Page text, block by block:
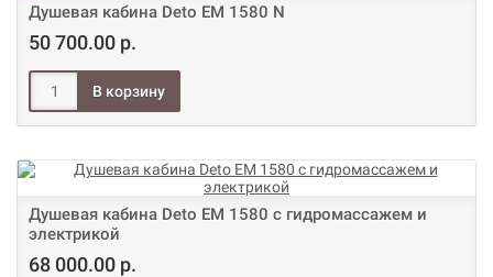
Душевая кабина Deto ЕМ 1580 N
50 700.00 р.
Душевая кабина Deto ЕМ 1580 с гидромассажем и
электрикой
68 000.00 р.